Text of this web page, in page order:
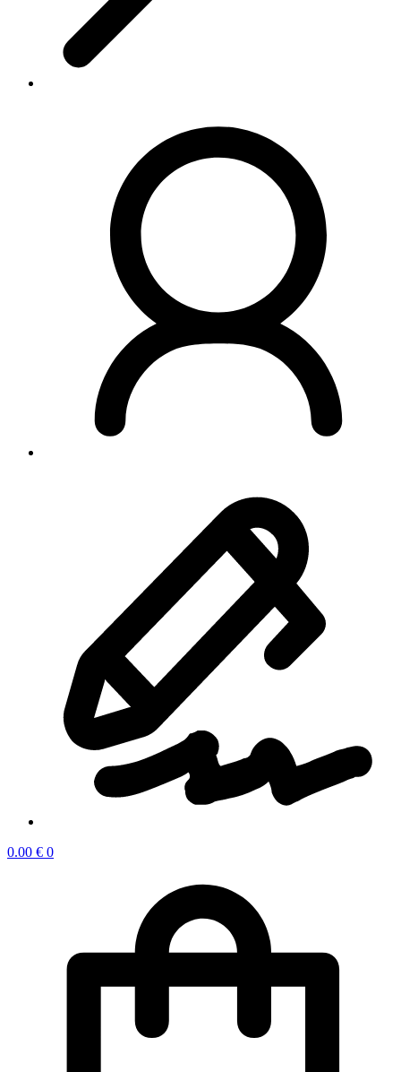
0.00 € 0